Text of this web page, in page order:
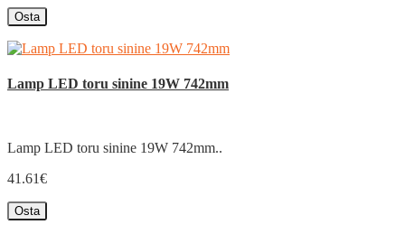
Osta
Lamp LED toru sinine 19W 742mm
Lamp LED toru sinine 19W 742mm..
41.61€
Osta